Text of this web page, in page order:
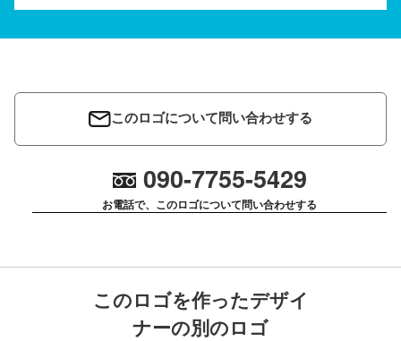
このロゴについて問い合わせする
090-7755-5429
お電話で、このロゴについて問い合わせする
このロゴを作ったデザイ
ナーの別のロゴ